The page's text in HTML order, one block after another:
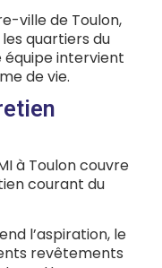
ville de Toulon,
quartiers du
équipe intervient
de vie.
à Toulon couvre
courant du
l’aspiration, le
revêtements